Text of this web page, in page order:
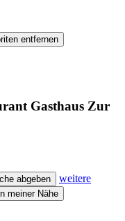
entfernen
Gasthaus Zur
abgeben
weitere
meiner Nähe